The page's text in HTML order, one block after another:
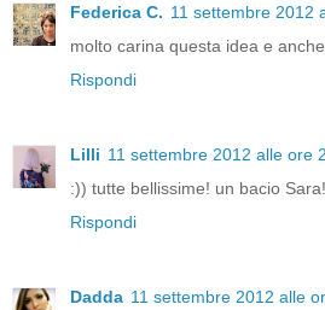
Federica C. 11 settembre 2012
molto carina questa idea e
Rispondi
Lilli 11 settembre 2012 alle ore
:)) tutte bellissime! un bacio
Rispondi
Dadda 11 settembre 2012 alle